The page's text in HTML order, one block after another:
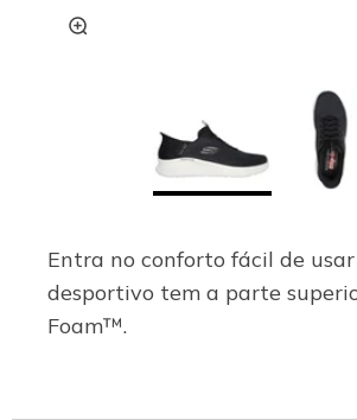
Entra no conforto fácil de
desportivo tem a parte
Foam™.